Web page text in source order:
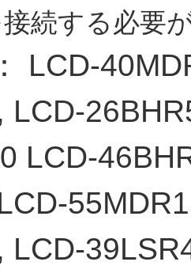
続する必要
LCD-
LCD-
LCD-
LCD-